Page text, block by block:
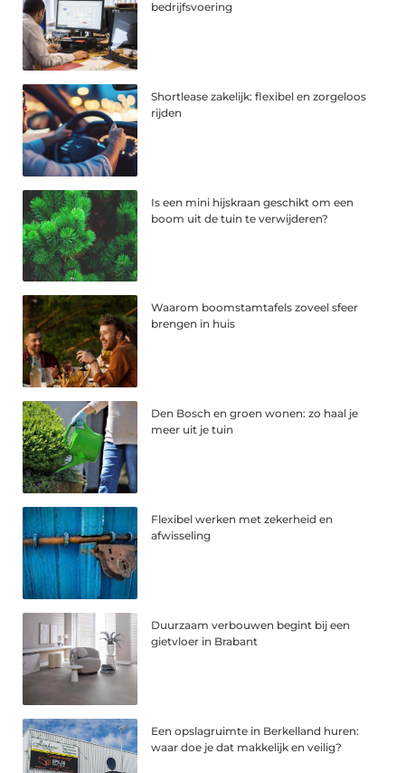
bedrijfsvoering
Shortlease zakelijk: flexibel en zorgeloos
rijden
Is een mini hijskraan geschikt om een
boom uit de tuin te verwijderen?
Waarom boomstamtafels zoveel sfeer
brengen in huis
Den Bosch en groen wonen: zo haal je
meer uit je tuin
Flexibel werken met zekerheid en
afwisseling
Duurzaam verbouwen begint bij een
gietvloer in Brabant
Een opslagruimte in Berkelland huren:
waar doe je dat makkelijk en veilig?